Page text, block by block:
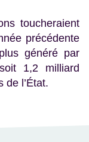
toucheraient
précédente
généré par
1,2 milliard
de l’État.